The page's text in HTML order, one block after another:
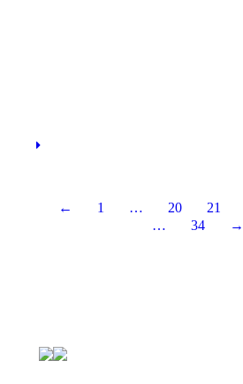
← 1 … 20 21
…
34 →